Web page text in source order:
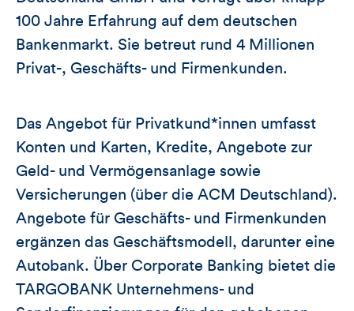
100 Jahre Erfahrung auf dem deutschen
Bankenmarkt. Sie betreut rund 4 Millionen
Privat-, Geschäfts- und Firmenkunden.
Das Angebot für Privatkund*innen umfasst
Konten und Karten, Kredite, Angebote zur
Geld- und Vermögensanlage sowie
Versicherungen (über die ACM Deutschland).
Angebote für Geschäfts- und Firmenkunden
ergänzen das Geschäftsmodell, darunter eine
Autobank. Über Corporate Banking bietet die
TARGOBANK Unternehmens- und